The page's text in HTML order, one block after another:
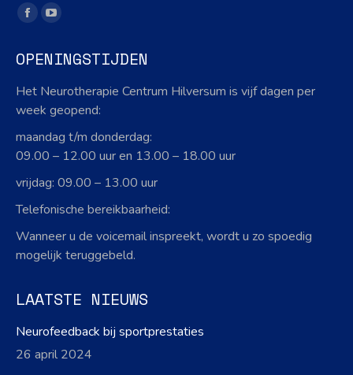
Vind ons op:
Facebook
opens
in
new
YouTube
opens
new
OPENINGSTIJDEN
Het Neurotherapie Centrum Hilversum is vijf dagen per
week geopend:
maandag t/m donderdag:
09.00 – 12.00 uur en 13.00 – 18.00 uur
vrijdag: 09.00 – 13.00 uur
Telefonische bereikbaarheid:
Wanneer u de voicemail inspreekt, wordt u zo spoedig
mogelijk teruggebeld.
LAATSTE NIEUWS
Neurofeedback bij sportprestaties
26 april 2024